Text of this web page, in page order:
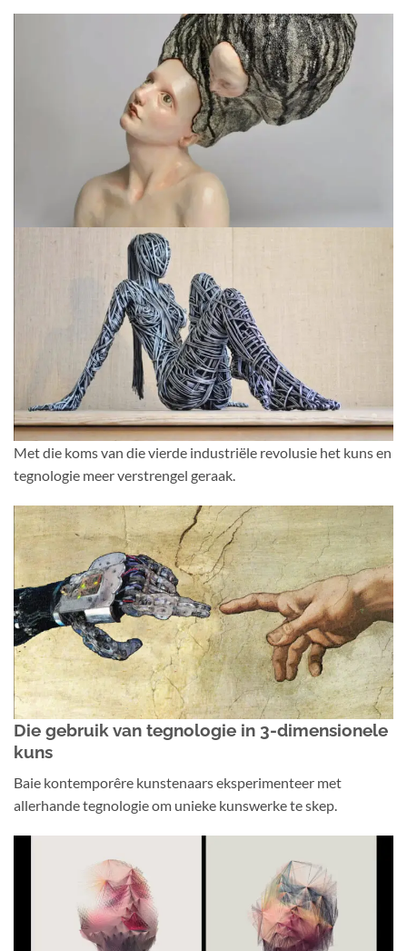
Met die koms van die vierde industriële revolusie het kuns en
tegnologie meer verstrengel geraak.
Die gebruik van tegnologie in 3-dimensionele
kuns
Baie kontemporêre kunstenaars eksperimenteer met
allerhande tegnologie om unieke kunswerke te skep.